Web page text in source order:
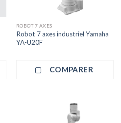
ROBOT 7 AXES
Robot 7 axes industriel Yamaha
YA-U20F
COMPARER